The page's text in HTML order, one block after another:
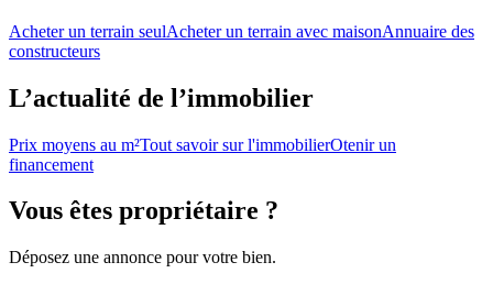
Acheter un terrain seulAcheter un terrain avec maisonAnnuaire des
constructeurs
L’actualité de l’immobilier
Prix moyens au m²Tout savoir sur l'immobilierOtenir un
financement
Vous êtes propriétaire ?
Déposez une annonce pour votre bien.